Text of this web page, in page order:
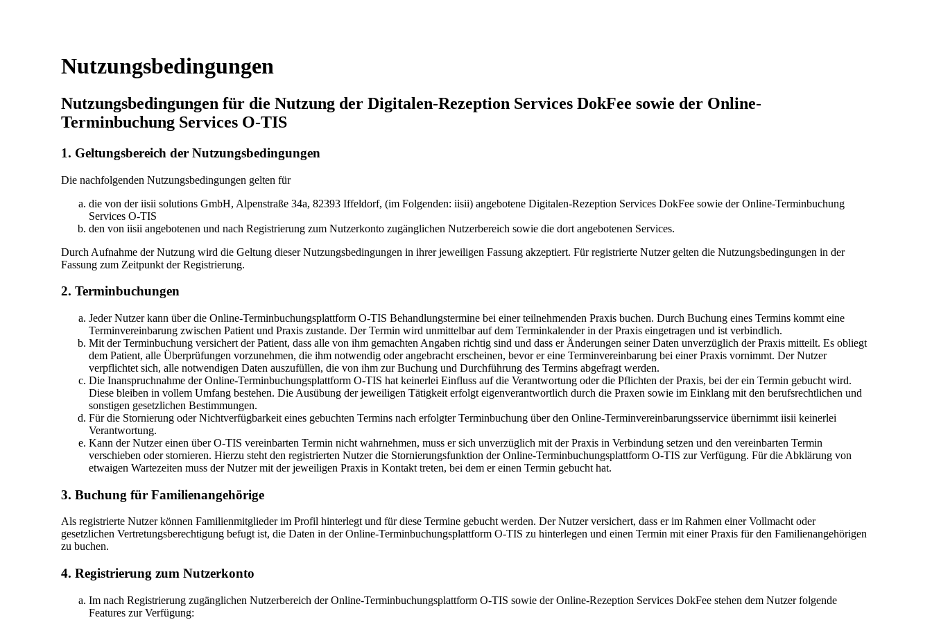
Nutzungsbedingungen
Nutzungsbedingungen für die Nutzung der Digitalen-Rezeption Services DokFee sowie der Online-
Terminbuchung Services O-TIS
1. Geltungsbereich der Nutzungsbedingungen
Die nachfolgenden Nutzungsbedingungen gelten für
die von der iisii solutions GmbH, Alpenstraße 34a, 82393 Iffeldorf, (im Folgenden: iisii) angebotene Digitalen-Rezeption Services DokFee sowie der Online-Terminbuchung
Services O-TIS
den von iisii angebotenen und nach Registrierung zum Nutzerkonto zugänglichen Nutzerbereich sowie die dort angebotenen Services.
Durch Aufnahme der Nutzung wird die Geltung dieser Nutzungsbedingungen in ihrer jeweiligen Fassung akzeptiert. Für registrierte Nutzer gelten die Nutzungsbedingungen in der
Fassung zum Zeitpunkt der Registrierung.
2. Terminbuchungen
Jeder Nutzer kann über die Online-Terminbuchungsplattform O-TIS Behandlungstermine bei einer teilnehmenden Praxis buchen. Durch Buchung eines Termins kommt eine
Terminvereinbarung zwischen Patient und Praxis zustande. Der Termin wird unmittelbar auf dem Terminkalender in der Praxis eingetragen und ist verbindlich.
Mit der Terminbuchung versichert der Patient, dass alle von ihm gemachten Angaben richtig sind und dass er Änderungen seiner Daten unverzüglich der Praxis mitteilt. Es obliegt
dem Patient, alle Überprüfungen vorzunehmen, die ihm notwendig oder angebracht erscheinen, bevor er eine Terminvereinbarung bei einer Praxis vornimmt. Der Nutzer
verpflichtet sich, alle notwendigen Daten auszufüllen, die von ihm zur Buchung und Durchführung des Termins abgefragt werden.
Die Inanspruchnahme der Online-Terminbuchungsplattform O-TIS hat keinerlei Einfluss auf die Verantwortung oder die Pflichten der Praxis, bei der ein Termin gebucht wird.
Diese bleiben in vollem Umfang bestehen. Die Ausübung der jeweiligen Tätigkeit erfolgt eigenverantwortlich durch die Praxen sowie im Einklang mit den berufsrechtlichen und
sonstigen gesetzlichen Bestimmungen.
Für die Stornierung oder Nichtverfügbarkeit eines gebuchten Termins nach erfolgter Terminbuchung über den Online-Terminvereinbarungsservice übernimmt iisii keinerlei
Verantwortung.
Kann der Nutzer einen über O-TIS vereinbarten Termin nicht wahrnehmen, muss er sich unverzüglich mit der Praxis in Verbindung setzen und den vereinbarten Termin
verschieben oder stornieren. Hierzu steht den registrierten Nutzer die Stornierungsfunktion der Online-Terminbuchungsplattform O-TIS zur Verfügung. Für die Abklärung von
etwaigen Wartezeiten muss der Nutzer mit der jeweiligen Praxis in Kontakt treten, bei dem er einen Termin gebucht hat.
3. Buchung für Familienangehörige
Als registrierte Nutzer können Familienmitglieder im Profil hinterlegt und für diese Termine gebucht werden. Der Nutzer versichert, dass er im Rahmen einer Vollmacht oder
gesetzlichen Vertretungsberechtigung befugt ist, die Daten in der Online-Terminbuchungsplattform O-TIS zu hinterlegen und einen Termin mit einer Praxis für den Familienangehörigen
zu buchen.
4. Registrierung zum Nutzerkonto
Im nach Registrierung zugänglichen Nutzerbereich der Online-Terminbuchungsplattform O-TIS sowie der Online-Rezeption Services DokFee stehen dem Nutzer folgende
Features zur Verfügung: